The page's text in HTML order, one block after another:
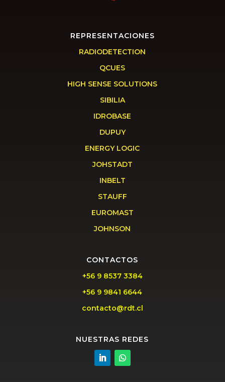
REPRESENTACIONES
RADIODETECTION
QCUES
HIGH SENSE SOLUTIONS
SIBILIA
IDROBASE
DUPUY
ENERGY LOGIC
JOHSTADT
INBELT
STAUFF
EUROMAST
JOHNSON
CONTACTOS
+56 9 8537 3384
+56 9 9841 6644
contacto@rdt.cl
NUESTRAS REDES